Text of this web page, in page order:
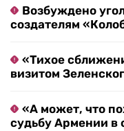
Возбуждено
создателям
«Тихое
визитом
«А может, что
судьбу Армении в